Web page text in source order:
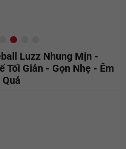
Luzz Nhung Mịn -
Tối Giản - Gọn Nhẹ - Êm